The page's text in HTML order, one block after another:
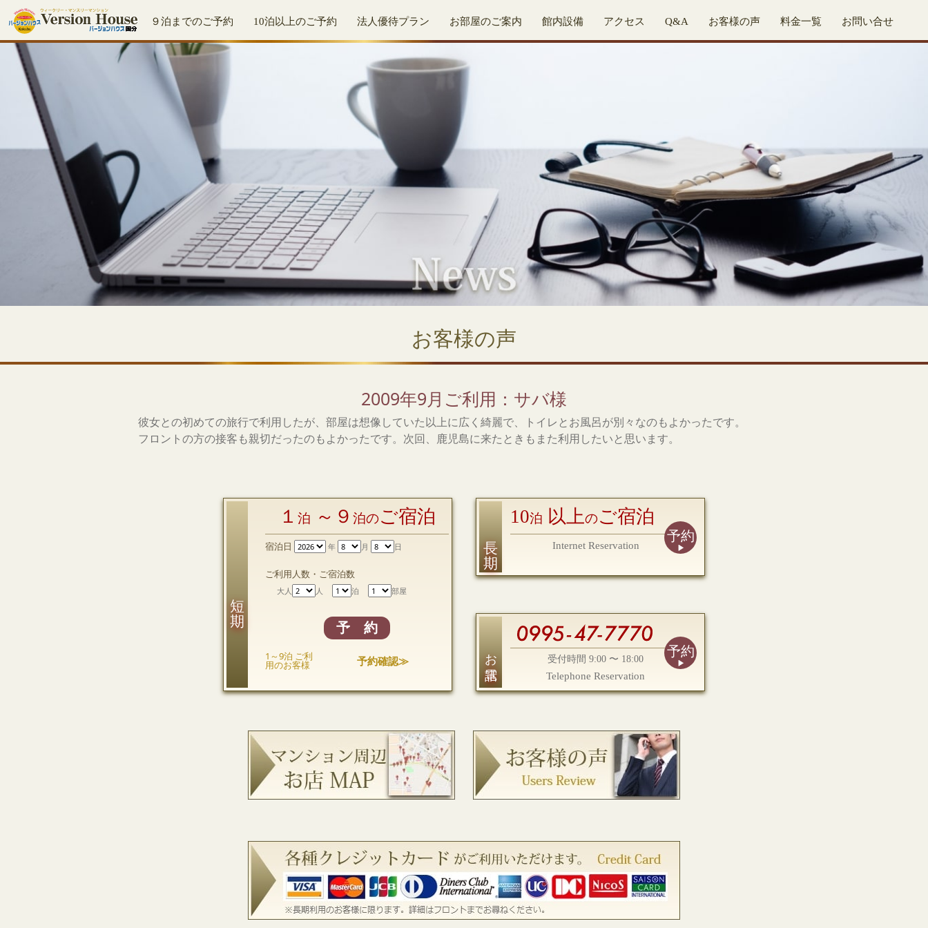
９泊までのご予約 10泊以上のご予約 法人優待プラン お部屋のご案内 館内設備 アクセス Q&A お客様の声 料金一覧 お問い合せ
お客様の声
2009年9月ご利用：サバ様
彼女との初めての旅行で利用したが、部屋は想像していた以上に広く綺麗で、トイレとお風呂が別々なのもよかったです。
フロントの方の接客も親切だったのもよかったです。次回、鹿児島に来たときもまた利用したいと思います。
１ 泊 ～９ 泊のご宿泊
宿泊日 年 月 日
ご利用人数・ご宿泊数
大人 人 泊 部屋
予 約
1～9泊 ご利
用のお客様 予約確認≫
長 期
10泊 以上のご宿泊
Internet Reservation
予約
お電話 受付時間 9:00 〜 18:00
Telephone Reservation
予約